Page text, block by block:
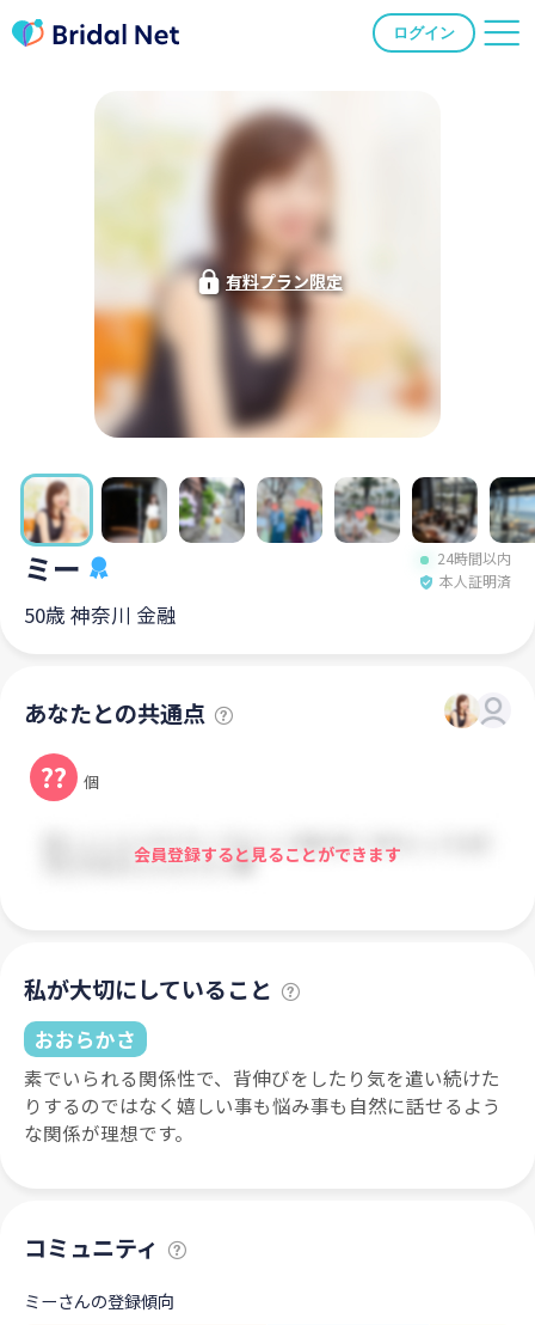
ログイン
有料プラン限定
ミー
24時間以内
本人証明済
50歳 神奈川 金融
あなたとの共通点
?? 個
会員登録すると見ることができます
私が大切にしていること
おおらかさ
素でいられる関係性で、背伸びをしたり気を遣い続けた
りするのではなく嬉しい事も悩み事も自然に話せるよう
な関係が理想です。
コミュニティ
ミーさんの登録傾向